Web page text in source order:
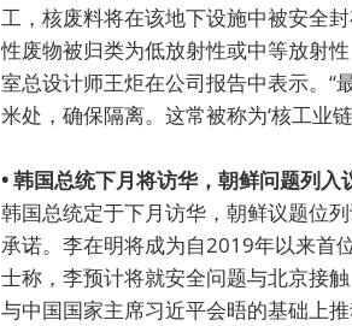
工，核废料将在该地下设施中被安全
性废物被归类为低放射性或中等放射
室总设计师王炬在公司报告中表示。
米处，确保隔离。这常被称为‘核工业链
• 韩国总统下月将访华，朝鲜问题列入
韩国总统定于下月访华，朝鲜议题位
承诺。李在明将成为自2019年以来首
士称，李预计将就安全问题与北京接
与中国国家主席习近平会晤的基础上